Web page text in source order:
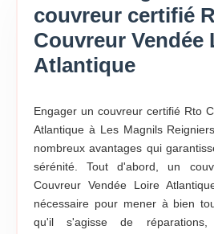
couvreur certifié
Couvreur Vendée
Atlantique
Engager un couvreur certifié Rto
Atlantique à Les Magnils
nombreux avantages qui
sérénité. Tout d'abord, un
Couvreur Vendée Loire
nécessaire pour mener à bien
qu'il s'agisse de